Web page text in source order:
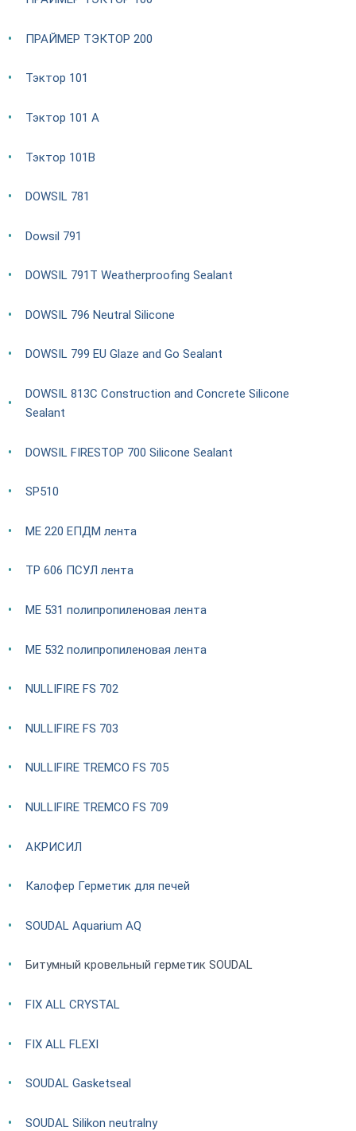
ПРАЙМЕР ТЭКТОР 200
Тэктор 101
Тэктор 101 А
Тэктор 101В
DOWSIL 781
Dowsil 791
DOWSIL 791T Weatherproofing Sealant
DOWSIL 796 Neutral Silicone
DOWSIL 799 EU Glaze and Go Sealant
DOWSIL 813C Construction and Concrete Silicone
Sealant
DOWSIL FIRESTOP 700 Silicone Sealant
SP510
ME 220 ЕПДМ лента
TP 606 ПСУЛ лента
ME 531 полипропиленовая лента
ME 532 полипропиленовая лента
NULLIFIRE FS 702
NULLIFIRE FS 703
NULLIFIRE TREMCO FS 705
NULLIFIRE TREMCO FS 709
АКРИСИЛ
Калофер Герметик для печей
SOUDAL Aquarium AQ
Битумный кровельный герметик SOUDAL
FIX ALL CRYSTAL
FIX ALL FLEXI
SOUDAL Gasketseal
SOUDAL Silikon neutralny